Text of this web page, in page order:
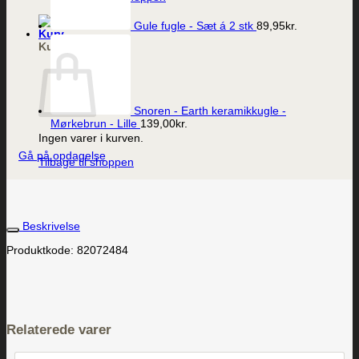
Kurv
Ingen varer i kurven.
Tilbage til shoppen
Gule fugle - Sæt á 2 stk 89,95kr.
Snoren - Earth keramikkugle -
Mørkebrun - Lille 139,00kr.
Gå på opdagelse
Beskrivelse
Produktkode: 82072484
Relaterede varer